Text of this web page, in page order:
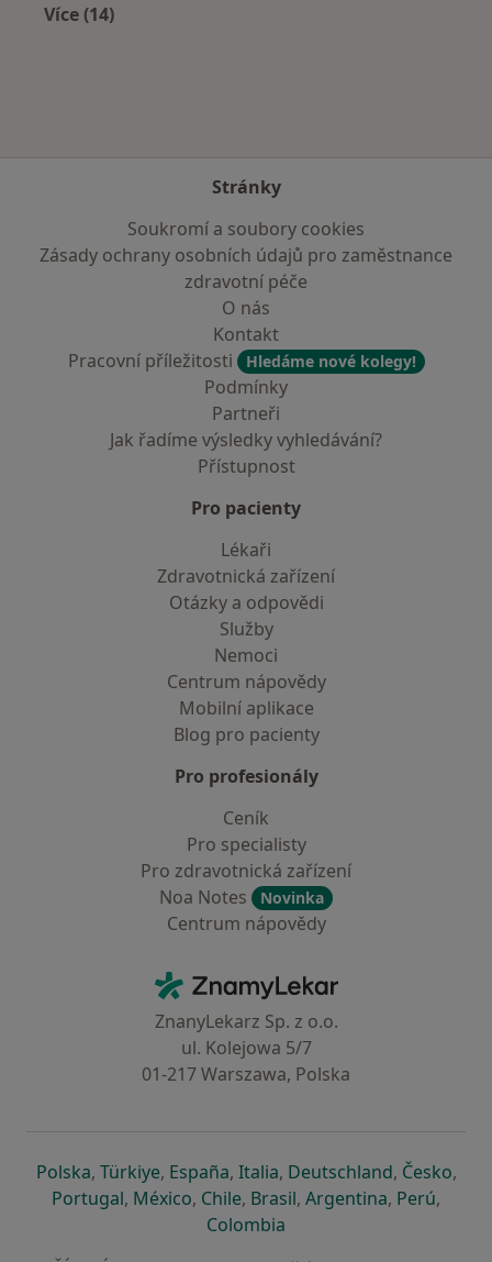
Více (14)
Stránky
Soukromí a soubory cookies
Zásady ochrany osobních údajů pro zaměstnance
zdravotní péče
O nás
Kontakt
Pracovní příležitosti
Hledáme nové kolegy!
Podmínky
Partneři
Jak řadíme výsledky vyhledávání?
Přístupnost
Pro pacienty
Lékaři
Zdravotnická zařízení
Otázky a odpovědi
Služby
Nemoci
Centrum nápovědy
Mobilní aplikace
Blog pro pacienty
Pro profesionály
Ceník
Pro specialisty
Pro zdravotnická zařízení
Noa Notes
Novinka
Centrum nápovědy
ZnamyLekar - Hlavní stránka
ZnanyLekarz Sp. z o.o.
ul. Kolejowa 5/7
01-217 Warszawa, Polska
Polskase otevře v nové záložce
, Türkiyese otevře v nové záložce
, Españase otevře v nové záložce
, Italiase otevře v nové záložce
, Deutschlandse otevře v
, Českose
,
Portugalse otevře v nové záložce
, Méxicose otevře v nové záložce
, Chilese otevře v nové záložce
, Brasilse otevře v nové
, Argentinase otevře v
, Perúse
,
Colombia